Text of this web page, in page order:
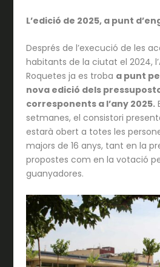
L’edició de 2025, a punt
Després de l’execució de les
habitants de la ciutat el 2024,
Roquetes ja es troba a punt
nova edició dels
corresponents a l’any 2025.
setmanes, el consistori
estarà obert a totes les
majors de 16 anys, tant en la
propostes com en la votació
guanyadores.